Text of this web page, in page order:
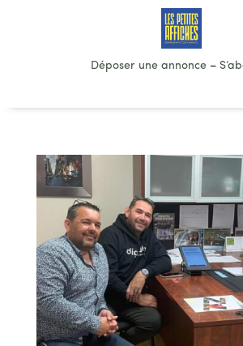
Déposer une annonce–